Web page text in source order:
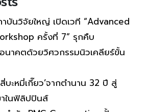
นวิจัยใหญ่ เปิดเวที “Advanced
ครั้งที่ 7” รุกคืบ
นาคตด้วยวิศวกรรมนิวเคลียร์ขั้น
บะหมี่เกี๊ยว’จากตำนาน 32 ปี สู่
ในฟิลิปปินส์